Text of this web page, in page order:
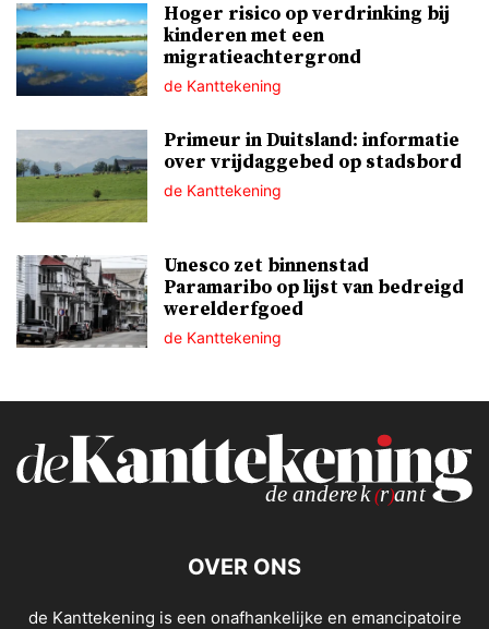
Hoger risico op verdrinking bij
kinderen met een
migratieachtergrond
de Kanttekening
Primeur in Duitsland: informatie
over vrijdaggebed op stadsbord
de Kanttekening
Unesco zet binnenstad
Paramaribo op lijst van bedreigd
werelderfgoed
de Kanttekening
OVER ONS
de Kanttekening is een onafhankelijke en emancipatoire